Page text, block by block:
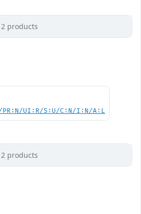
products
PR:N/UI:R/S:U/C:N/I:N/A:L
products